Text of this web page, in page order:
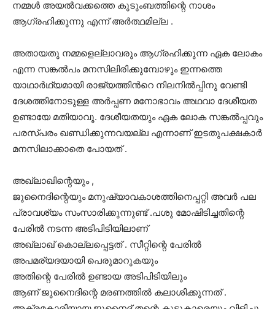
നമ്മൾ അയൽവക്കത്തെ കുടുംബത്തിന്റെ നാശം
ആഗ്രഹിക്കുന്നു എന്ന് അർത്ഥമില്ല .
അതായതു നമ്മളെല്ലാവരും ആഗ്രഹിക്കുന്ന ഏക ലോകം
എന്ന സങ്കൽപം മനസിലിരിക്കുമ്പോഴും ഇന്നത്തെ
യാഥാർഥ്യമായി രാജ്യത്തിൻറെ നിലനിൽപ്പിനു വേണ്ടി
ദേശത്തിനോടുള്ള അർപ്പണ മനോഭാവം അഥവാ ദേശീയത
ഉണ്ടായേ മതിയാവൂ. ദേശീയതയും ഏക ലോക സങ്കൽപ്പവും
പരസ്പരം ഖണ്ഡിക്കുന്നവയല്ല എന്നാണ് ഇടതുപക്ഷകാർ
മനസിലാക്കാതെ പോയത് .
അഖ്ലാഖിന്റെയും ,
ജുനൈദിന്റെയും മനുഷ്യാവകാശത്തിനെപ്പറ്റി അവർ പല
പ്രാവശ്യം സംസാരിക്കുന്നുണ്ട് .പശു മോഷിടിച്ചതിന്റെ
പേരിൽ നടന്ന അടിപിടിയിലാണ്
അഖ്ലാഖ് കൊല്ലപ്പെട്ടത് . സീറ്റിന്റെ പേരിൽ
അപമര്യദയായി പെരുമാറുകയും
അതിന്റെ പേരിൽ ഉണ്ടായ അടിപിടിയിലും
ആണ് ജുനൈദിന്റെ മരണത്തിൽ കലാശിക്കുന്നത് .